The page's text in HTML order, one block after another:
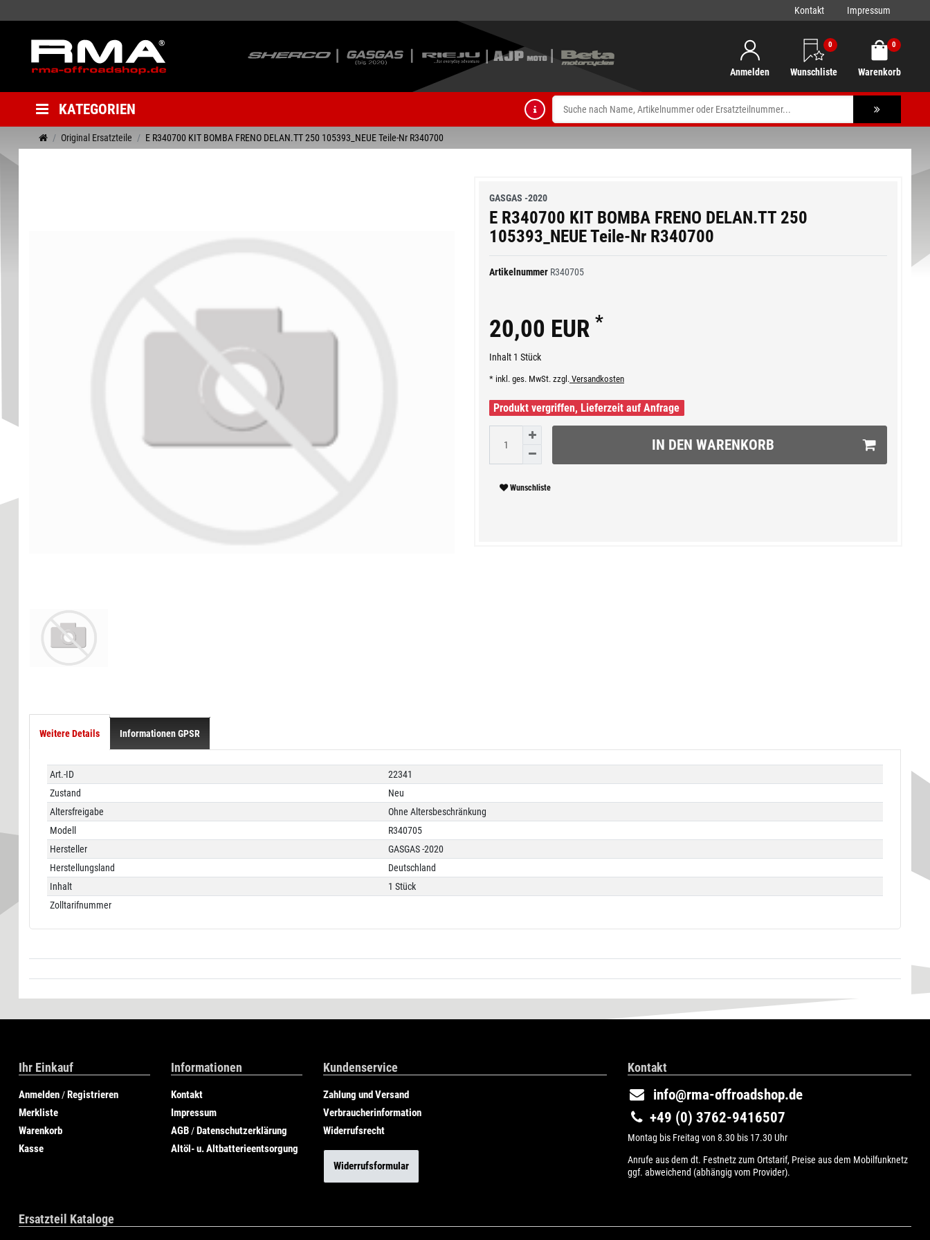
Kontakt Impressum
Anmelden
0
Wunschliste
0
Warenkorb
KATEGORIEN
Original Ersatzteile E R340700 KIT BOMBA FRENO DELAN.TT 250 105393_NEUE Teile-Nr R340700
GASGAS -2020
E R340700 KIT BOMBA FRENO DELAN.TT 250
105393_NEUE Teile-Nr R340700
Artikelnummer R340705
20,00 EUR *
Inhalt 1 Stück
* inkl. ges. MwSt. zzgl. Versandkosten
Produkt vergriffen, Lieferzeit auf Anfrage
IN DEN WARENKORB
Wunschliste
Weitere Details Informationen GPSR
Technisches
Merkmal
Wert
Art.-ID
22341
Zustand
Neu
Altersfreigabe
Ohne Altersbeschränkung
Modell
R340705
Hersteller
GASGAS -2020
Herstellungsland
Deutschland
Inhalt
1 Stück
Zolltarifnummer
Ihr Einkauf
Anmelden /Registrieren
Merkliste
Warenkorb
Kasse
Informationen
Kontakt
Impressum
AGB /Datenschutzerklärung
Altöl- u. Altbatterieentsorgung
Kundenservice
Zahlung und Versand
Verbraucherinformation
Widerrufsrecht
Widerrufsformular
Kontakt
info@rma-offroadshop.de
+49 (0) 3762-9416507
Montag bis Freitag von 8.30 bis 17.30 Uhr
Anrufe aus dem dt. Festnetz zum Ortstarif, Preise aus dem Mobilfunknetz
ggf. abweichend (abhängig vom Provider).
Ersatzteil Kataloge